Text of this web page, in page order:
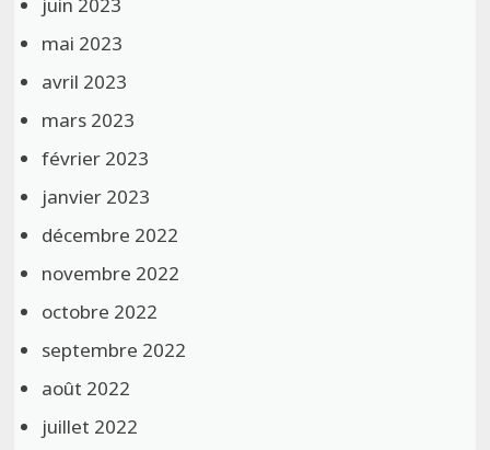
mai 2023
avril 2023
mars 2023
février 2023
janvier 2023
décembre 2022
novembre 2022
octobre 2022
septembre 2022
août 2022
juillet 2022